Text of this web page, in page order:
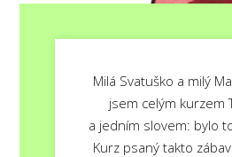
Milá Svatuško a milý
jsem celým kurzem
a jedním slovem: bylo
Kurz psaný takto